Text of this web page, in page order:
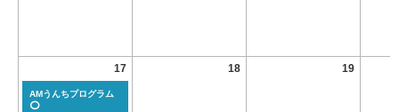
17
AMうんちプログラム
⭕
18 19